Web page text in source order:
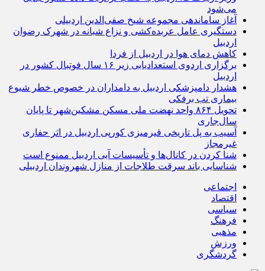
می‌شود
آغاز ساماندهی مجموعه شیخ صفی‌الدین اردبیلی
دستگیری عامل عربده‌کشی و نزاع شبانه در شهرک رضوان
اردبیل
کاهش دمای هوا در اردبیل از فردا
برگزاری اردوی استعدادیابی زیر ۱۶ سال فوتبال کشور در
اردبیل
هشدار دامپزشکی اردبیل به دامداران در خصوص خطر شیوع
بیماری تب برفکی
تحویل ۸۶۴ واحد نهضت ملی مسکن مشکین‌شهر تا پایان
سال‌جاری
آسیب به پل تاریخی قیرمیزی کورپی اردبیل در اثر حفاری
غیرمجاز
شنا کردن در کانال‌ها و تأسیسات آبی اردبیل ممنوع است
شناسایی باند سرقت طلاجات از منازل شهروندان اردبیلی
اجتماعی
اقتصاد
سیاسی
فرهنگ
مذهبی
ورزش
گردشگری